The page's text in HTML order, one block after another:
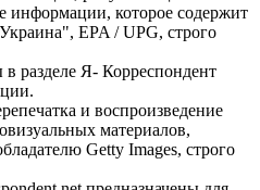
информации, которое содержит
EPA / UPG, строго
разделе Я- Корреспондент
и воспроизведение
материалов,
Getty Images, строго